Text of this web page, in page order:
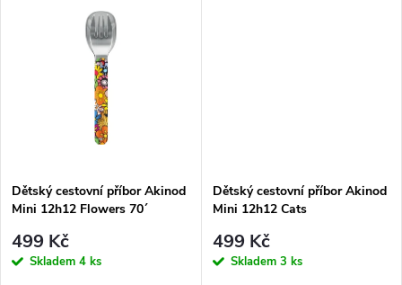
Dětský cestovní příbor Akinod
Mini 12h12 Flowers 70´
499 Kč
Skladem 4 ks
Dětský cestovní příbor Akinod
Mini 12h12 Cats
499 Kč
Skladem 3 ks